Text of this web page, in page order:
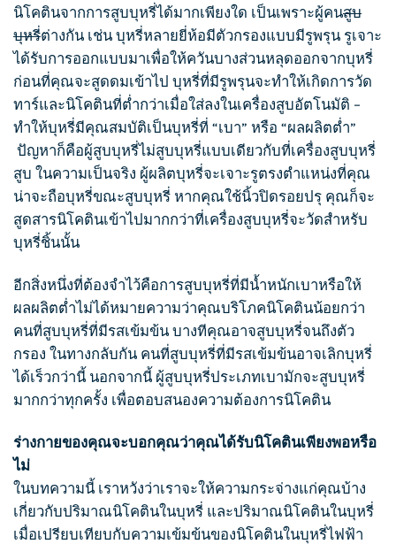
นิโคตินจากการสูบบุหรี่ได้มากเพียงใด เป็นเพราะผู้คนสูบ
บุหรี่ต่างกัน เช่น บุหรี่หลายยี่ห้อมีตัวกรองแบบมีรูพรุน รูเจาะ
ได้รับการออกแบบมาเพื่อให้ควันบางส่วนหลุดออกจากบุหรี่
ก่อนที่คุณจะสูดดมเข้าไป บุหรี่ที่มีรูพรุนจะทำให้เกิดการวัด
ทาร์และนิโคตินที่ต่ำกว่าเมื่อใส่ลงในเครื่องสูบอัตโนมัติ –
ทำให้บุหรี่มีคุณสมบัติเป็นบุหรี่ที่ “เบา” หรือ “ผลผลิตต่ำ”
ปัญหาก็คือผู้สูบบุหรี่ไม่สูบบุหรี่แบบเดียวกับที่เครื่องสูบบุหรี่
สูบ ในความเป็นจริง ผู้ผลิตบุหรี่จะเจาะรูตรงตำแหน่งที่คุณ
น่าจะถือบุหรี่ขณะสูบบุหรี่ หากคุณใช้นิ้วปิดรอยปรุ คุณก็จะ
สูดสารนิโคตินเข้าไปมากกว่าที่เครื่องสูบบุหรี่จะวัดสำหรับ
บุหรี่ชิ้นนั้น
อีกสิ่งหนึ่งที่ต้องจำไว้คือการสูบบุหรี่ที่มีน้ำหนักเบาหรือให้
ผลผลิตต่ำไม่ได้หมายความว่าคุณบริโภคนิโคตินน้อยกว่า
คนที่สูบบุหรี่ที่มีรสเข้มข้น บางทีคุณอาจสูบบุหรี่จนถึงตัว
กรอง ในทางกลับกัน คนที่สูบบุหรี่ที่มีรสเข้มข้นอาจเลิกบุหรี่
ได้เร็วกว่านี้ นอกจากนี้ ผู้สูบบุหรี่ประเภทเบามักจะสูบบุหรี่
มากกว่าทุกครั้ง เพื่อตอบสนองความต้องการนิโคติน
ร่างกายของคุณจะบอกคุณว่าคุณได้รับนิโคตินเพียงพอหรือ
ไม่
ในบทความนี้ เราหวังว่าเราจะให้ความกระจ่างแก่คุณบ้าง
เกี่ยวกับปริมาณนิโคตินในบุหรี่ และปริมาณนิโคตินในบุหรี่
เมื่อเปรียบเทียบกับความเข้มข้นของนิโคตินในบุหรี่ไฟฟ้า